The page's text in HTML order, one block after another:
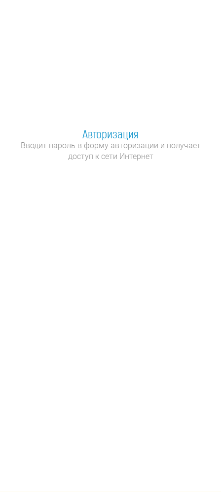
Авторизация
Вводит пароль в форму авторизации и получает
доступ к сети Интернет